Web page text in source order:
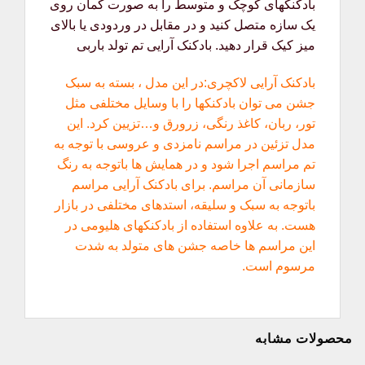
بادکنکهای کوچک و متوسط را به صورت کمان روی
یک سازه متصل کنید و در مقابل در وردودی یا بالای
میز کیک قرار دهید. بادکنک آرایی تم تولد باربی
بادکنک آرایی لاکچری:در این مدل ، بسته به سبک
جشن می توان بادکنکها را با وسایل مختلفی مثل
تور، ربان، کاغذ رنگی، زرورق و…تزیین کرد. این
مدل تزئین در مراسم نامزدی و عروسی با توجه به
تم مراسم اجرا شود و در همایش ها باتوجه به رنگ
سازمانی آن مراسم. برای بادکنک آرایی مراسم
باتوجه به سبک و سلیقه، استدهای مختلفی در بازار
هست. به علاوه استفاده از بادکنکهای هلیومی در
این مراسم ها خاصه جشن های متولد به شدت
مرسوم است.
محصولات مشابه